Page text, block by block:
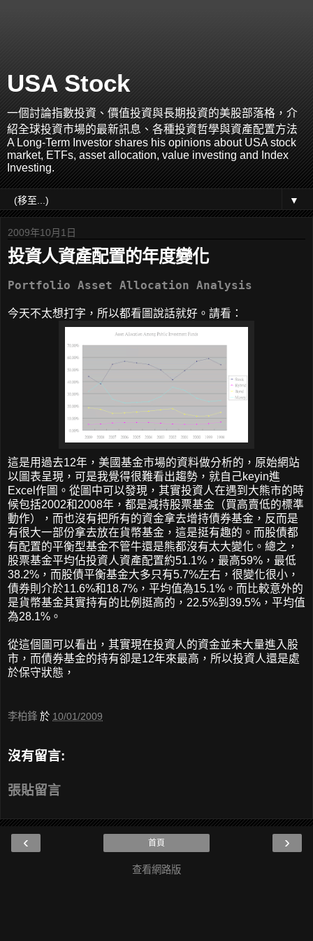
USA Stock
一個討論指數投資、價值投資與長期投資的美股部落格，介
紹全球投資市場的最新訊息、各種投資哲學與資產配置方法
A Long-Term Investor shares his opinions about USA stock
market, ETFs, asset allocation, value investing and Index
Investing.
▼
2009年10月1日
投資人資產配置的年度變化
Portfolio Asset Allocation Analysis
今天不太想打字，所以都看圖說話就好。請看：
這是用過去12年，美國基金市場的資料做分析的，原始網站
以圖表呈現，可是我覺得很難看出趨勢，就自己keyin進
Excel作圖。從圖中可以發現，其實投資人在遇到大熊市的時
候包括2002和2008年，都是減持股票基金（買高賣低的標準
動作），而也沒有把所有的資金拿去增持債券基金，反而是
有很大一部份拿去放在貨幣基金，這是挺有趣的。而股債都
有配置的平衡型基金不管牛還是熊都沒有太大變化。總之，
股票基金平均佔投資人資產配置約51.1%，最高59%，最低
38.2%，而股債平衡基金大多只有5.7%左右，很變化很小，
債券則介於11.6%和18.7%，平均值為15.1%。而比較意外的
是貨幣基金其實持有的比例挺高的，22.5%到39.5%，平均值
為28.1%。
從這個圖可以看出，其實現在投資人的資金並未大量進入股
市，而債券基金的持有卻是12年來最高，所以投資人還是處
於保守狀態，
李柏鋒 於 10/01/2009
沒有留言:
張貼留言
‹ ›
首頁
查看網路版